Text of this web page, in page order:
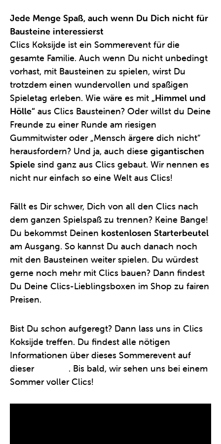
Jede Menge Spaß, auch wenn Du Dich nicht für
Bausteine interessierst
Clics Koksijde ist ein Sommerevent für die
gesamte Familie. Auch wenn Du nicht unbedingt
vorhast, mit Bausteinen zu spielen, wirst Du
trotzdem einen wundervollen und spaßigen
Spieletag erleben. Wie wäre es mit „Himmel und
Hölle“ aus Clics Bausteinen? Oder willst du Deine
Freunde zu einer Runde am riesigen
Gummitwister oder „Mensch ärgere dich nicht“
herausfordern? Und ja, auch diese gigantischen
Spiele sind ganz aus Clics gebaut. Wir nennen es
nicht nur einfach so eine Welt aus Clics!
Fällt es Dir schwer, Dich von all den Clics nach
dem ganzen Spielspaß zu trennen? Keine Bange!
Du bekommst Deinen kostenlosen Starterbeutel
am Ausgang. So kannst Du auch danach noch
mit den Bausteinen weiter spielen. Du würdest
gerne noch mehr mit Clics bauen? Dann findest
Du Deine Clics-Lieblingsboxen im Shop zu fairen
Preisen.
Bist Du schon aufgeregt? Dann lass uns in Clics
Koksijde treffen. Du findest alle nötigen
Informationen über dieses Sommerevent auf
dieser
. Bis bald, wir sehen uns bei einem
Sommer voller Clics!